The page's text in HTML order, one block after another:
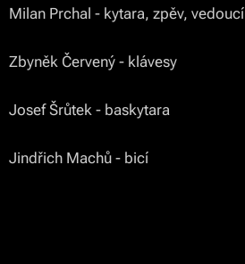
Milan Prchal - kytara, zpěv, vedoucí
Zbyněk Červený - klávesy
Josef Šrůtek - baskytara
Jindřich Machů - bicí